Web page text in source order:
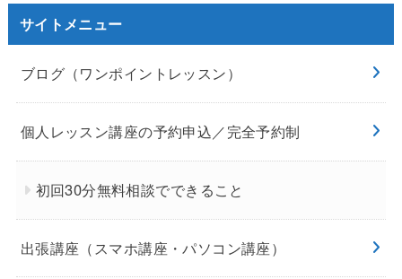
サイトメニュー
ブログ（ワンポイントレッスン）
個人レッスン講座の予約申込／完全予約制
初回30分無料相談でできること
出張講座（スマホ講座・パソコン講座）